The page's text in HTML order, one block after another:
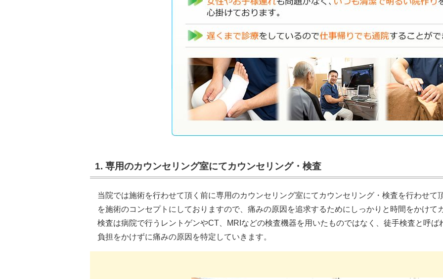
1. 専用のカウンセリング室にてカウンセリング・検査
当院では施術を行わせて頂く前に専用のカウンセリング室にてカウンセリング・検査を行わせて
を施術のコンセプトにしておりますので、痛みの原因を追求するためにしっかりと時間をかけて
検査は病院で行うレントゲンやCT、MRIなどの検査機器を用いたものではなく、徒手検査と呼
負担をかけずに痛みの原因を特定していきます。